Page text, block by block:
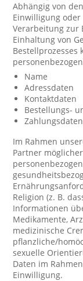
Abhängig von
Einwilligung oder
Verarbeitung zur
Einhaltung von
Bestellprozesses
Name
Adressdaten
Kontaktdaten
Bestellungs-
Zahlungsdaten
Im Rahmen
Partner
Religion (z. B.
Informationen
Medikamente,
medizinische
pflanzliche/
sexuelle
Daten im
Einwilligung.